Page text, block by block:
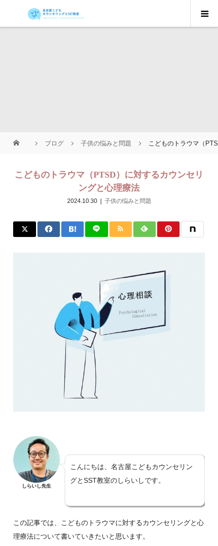
ブログ 子供の悩みと問題 こどものトラウマ（
こどものトラウマ（PTSD）に対するカウンセリ
ングと心理療法
2024.10.30 子供の悩みと問題
しらいし先生
こんにちは、名古屋こどもカウンセリン
グとSST教室のしらいしです。
この記事では、こどものトラウマに対するカウンセリングと心
理療法について書いていきたいと思います。